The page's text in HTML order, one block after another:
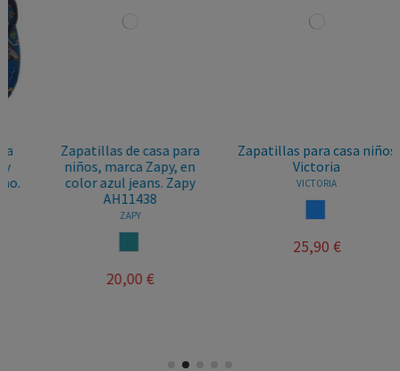
Zapatillas de casa para
niños, marca Zapy, en
color azul jeans. Zapy
AH11438
20,00 €
Zapatillas para casa niños
Victoria
VICTORIA
25,90 €